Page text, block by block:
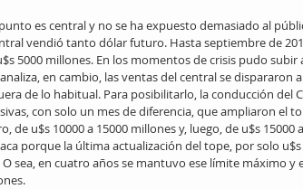
es central y no se ha expuesto demasiado al
vendió tanto dólar futuro. Hasta septiembre de
5000 millones. En los momentos de crisis pudo subir
en cambio, las ventas del central se dispararon
de lo habitual. Para posibilitarlo, la conducción del
con solo un mes de diferencia, que ampliaron el
de u$s 10000 a 15000 millones y, luego, de u$s 15000
porque la última actualización del tope, por solo
O sea, en cuatro años se mantuvo ese límite máximo y